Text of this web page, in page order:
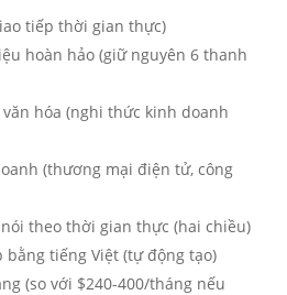
tiếp thời gian thực)
hoàn hảo (giữ nguyên 6 thanh
hóa (nghi thức kinh doanh
(thương mại điện tử, công
theo thời gian thực (hai chiều)
bằng tiếng Việt (tự động tạo)
(so với $240-400/tháng nếu